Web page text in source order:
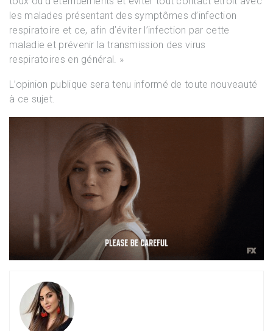
les malades présentant des symptômes d’infection
respiratoire et ce, afin d’éviter l’infection par cette
maladie et prévenir la transmission des virus
respiratoires en général. »
L’opinion publique sera tenu informé de toute nouveauté
à ce sujet.